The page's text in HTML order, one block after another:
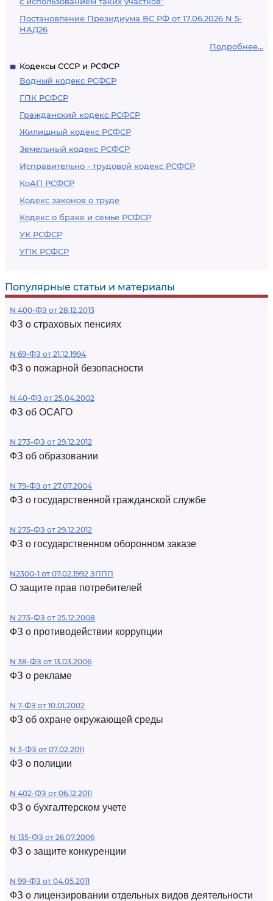
Постановление Президиума ВС РФ от 17.06.2026 N 5-
НАД26
Подробнее...
Кодексы СССР и РСФСР
Водный кодекс РСФСР
ГПК РСФСР
Гражданский кодекс РСФСР
Жилищный кодекс РСФСР
Земельный кодекс РСФСР
Исправительно - трудовой кодекс РСФСР
КоАП РСФСР
Кодекс законов о труде
Кодекс о браке и семье РСФСР
УК РСФСР
УПК РСФСР
Популярные статьи и материалы
N 400-ФЗ от 28.12.2013
ФЗ о страховых пенсиях
N 69-ФЗ от 21.12.1994
ФЗ о пожарной безопасности
N 40-ФЗ от 25.04.2002
ФЗ об ОСАГО
N 273-ФЗ от 29.12.2012
ФЗ об образовании
N 79-ФЗ от 27.07.2004
ФЗ о государственной гражданской службе
N 275-ФЗ от 29.12.2012
ФЗ о государственном оборонном заказе
N2300-1 от 07.02.1992 ЗППП
О защите прав потребителей
N 273-ФЗ от 25.12.2008
ФЗ о противодействии коррупции
N 38-ФЗ от 13.03.2006
ФЗ о рекламе
N 7-ФЗ от 10.01.2002
ФЗ об охране окружающей среды
N 3-ФЗ от 07.02.2011
ФЗ о полиции
N 402-ФЗ от 06.12.2011
ФЗ о бухгалтерском учете
N 135-ФЗ от 26.07.2006
ФЗ о защите конкуренции
N 99-ФЗ от 04.05.2011
ФЗ о лицензировании отдельных видов деятельности